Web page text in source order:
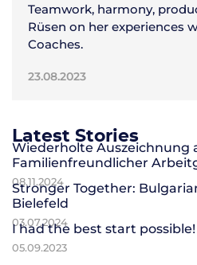
Teamwork, harmony,
Rüsen on her experiences
Coaches.
23.08.2023
Latest Stories
Wiederholte Auszeichnung
Familienfreundlicher
08.11.2024
Stronger Together:
Bielefeld
03.07.2024
I had the best start possible!
05.09.2023